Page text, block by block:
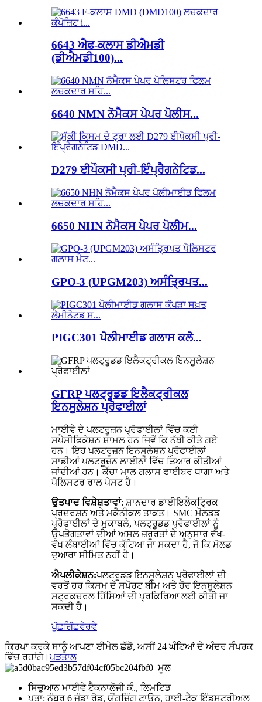
6643 ਐਫ-ਕਲਾਸ ਡੀਐਮਡੀ
(ਡੀਐਮਡੀ100)...
6640 NMN ਨੋਮੈਕਸ ਪੇਪਰ ਪੋਲੀਸ...
D279 ਈਪੌਕਸੀ ਪ੍ਰੀ-ਇੰਪ੍ਰੈਗਨੇਟਿਡ...
6650 NHN ਨੋਮੈਕਸ ਪੇਪਰ ਪੋਲੀਮ...
GPO-3 (UPGM203) ਅਸੰਤ੍ਰਿਪਤ...
PIGC301 ਪੋਲੀਮਾਈਡ ਗਲਾਸ ਕਲੋ...
GFRP ਪਲਟ੍ਰੂਡਡ ਇਲੈਕਟ੍ਰੀਕਲ
ਇਨਸੂਲੇਸ਼ਨ ਪ੍ਰੋਫਾਈਲਾਂ
ਮਾਈਵੇ ਦੇ ਪਲਟਰੂਜ਼ਨ ਪ੍ਰੋਫਾਈਲਾਂ ਵਿੱਚ ਕਈ
ਸਪੈਸੀਫਿਕੇਸ਼ਨ ਸ਼ਾਮਲ ਹਨ ਜਿਵੇਂ ਕਿ ਨੱਥੀ ਕੀਤੇ ਗਏ
ਹਨ। ਇਹ ਪਲਟਰੂਜ਼ਨ ਇਨਸੂਲੇਸ਼ਨ ਪ੍ਰੋਫਾਈਲਾਂ
ਸਾਡੀਆਂ ਪਲਟਰੂਜ਼ਨ ਲਾਈਨਾਂ ਵਿੱਚ ਤਿਆਰ ਕੀਤੀਆਂ
ਜਾਂਦੀਆਂ ਹਨ। ਕੱਚਾ ਮਾਲ ਗਲਾਸ ਫਾਈਬਰ ਧਾਗਾ ਅਤੇ
ਪੋਲਿਸਟਰ ਰਾਲ ਪੇਸਟ ਹੈ।
ਉਤਪਾਦ ਵਿਸ਼ੇਸ਼ਤਾਵਾਂ: ਸ਼ਾਨਦਾਰ ਡਾਈਇਲੈਕਟ੍ਰਿਕ
ਪ੍ਰਦਰਸ਼ਨ ਅਤੇ ਮਕੈਨੀਕਲ ਤਾਕਤ। SMC ਮੋਲਡਡ
ਪ੍ਰੋਫਾਈਲਾਂ ਦੇ ਮੁਕਾਬਲੇ, ਪਲਟ੍ਰੂਡਡ ਪ੍ਰੋਫਾਈਲਾਂ ਨੂੰ
ਉਪਭੋਗਤਾਵਾਂ ਦੀਆਂ ਅਸਲ ਜ਼ਰੂਰਤਾਂ ਦੇ ਅਨੁਸਾਰ ਵੱਖ-
ਵੱਖ ਲੰਬਾਈਆਂ ਵਿੱਚ ਕੱਟਿਆ ਜਾ ਸਕਦਾ ਹੈ, ਜੋ ਕਿ ਮੋਲਡ
ਦੁਆਰਾ ਸੀਮਿਤ ਨਹੀਂ ਹੈ।
ਐਪਲੀਕੇਸ਼ਨ:ਪਲਟਰੂਡਡ ਇਨਸੂਲੇਸ਼ਨ ਪ੍ਰੋਫਾਈਲਾਂ ਦੀ
ਵਰਤੋਂ ਹਰ ਕਿਸਮ ਦੇ ਸਪੋਰਟ ਬੀਮ ਅਤੇ ਹੋਰ ਇਨਸੂਲੇਸ਼ਨ
ਸਟ੍ਰਕਚਰਲ ਹਿੱਸਿਆਂ ਦੀ ਪ੍ਰਕਿਰਿਆ ਲਈ ਕੀਤੀ ਜਾ
ਸਕਦੀ ਹੈ।
ਪੁੱਛਗਿੱਛਵੇਰਵੇ
ਕਿਰਪਾ ਕਰਕੇ ਸਾਨੂੰ ਆਪਣਾ ਈਮੇਲ ਛੱਡੋ, ਅਸੀਂ 24 ਘੰਟਿਆਂ ਦੇ ਅੰਦਰ ਸੰਪਰਕ
ਵਿੱਚ ਰਹਾਂਗੇ।ਪੜਤਾਲ
ਸਿਚੁਆਨ ਮਾਈਵੇ ਟੈਕਨਾਲੋਜੀ ਕੰ., ਲਿਮਟਿਡ
ਪਤਾ: ਨੰਬਰ 6 ਜੁੰਡਾ ਰੋਡ, ਯੋਂਗਜ਼ਿੰਗ ਟਾਊਨ, ਹਾਈ-ਟੈਕ ਇੰਡਸਟਰੀਅਲ